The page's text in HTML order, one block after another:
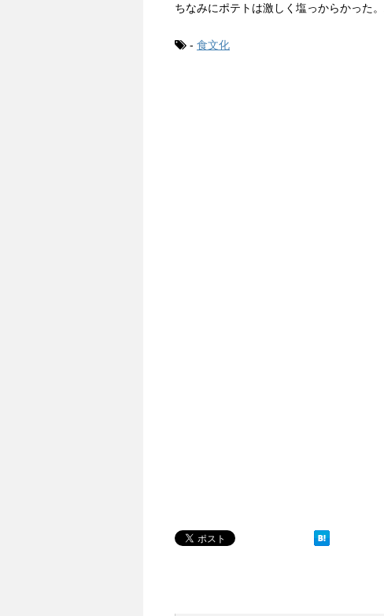
ちなみにポテトは激しく塩っからかった
- 食文化